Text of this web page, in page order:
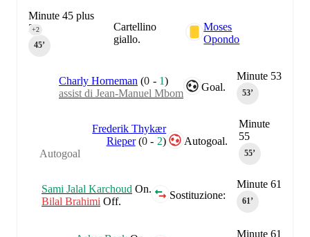
Cartellino
giallo.
Moses
Opondo
Minute 45 plus
2
45‎’‎
+2
Minute 53
53‎’‎
Goal.
Charly Horneman (0 - 1)
assist di Jean-Manuel Mbom
Minute
55
55‎’‎
Autogoal.
Frederik Thykær
Rieper (0 - 2)
Autogoal
Minute 61
61‎’‎
Sostituzione:
Sami Jalal Karchoud On.
Bilal Brahimi Off.
Minute 61